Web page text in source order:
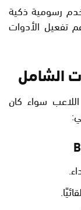
رسومية ذكية
تفعيل الأدوات
الشامل
سواء كان